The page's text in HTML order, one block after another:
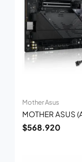
Mother Asus
MOTHER ASUS
$568.920